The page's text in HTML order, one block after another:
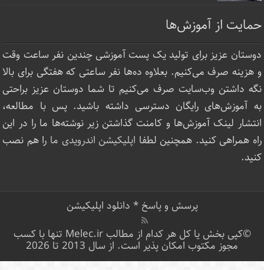
حمایت از آموزش‌ها
دوستان عزیز برای تولید یک پست آموزشی چندین نفر ساعت‌ وقت
و هزینه صرف می‌کنیم. بعلاوه ده‌ها نفر ساعتی که هفتگی برای بالا
نگه داشتن وب‌سایت صرف ‌می‌کنیم تا شما دوستان عزیز براحتی
به آموزش‌های رایگان دسترسی داشته باشید. پس با مطالعه،
انتشار لینک‌ آموزش‌ها و کامنت گذاشتن زیر نوشته‌‌ها ما را در این
راه همراهی کنید. همچنین لطفا اپلیکیشن اندرویدی ما را هم نصب
کنید.
پرسش و پاسخ* دانلود اپلیکیشن
©کپی بخش یا کل هر کدام از مطالب Melec.ir تنها با کسب
مجوز مکتوب امکان پذیر است. از سال 2013 تا 2026